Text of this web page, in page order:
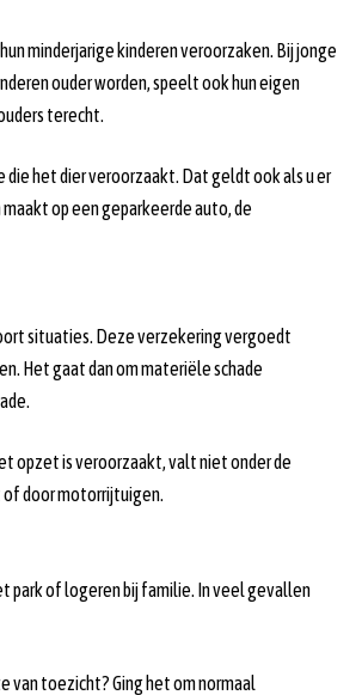
minderjarige kinderen veroorzaken. Bij jonge
ouder worden, speelt ook hun eigen
terecht.
die het dier veroorzaakt. Dat geldt ook als u er
op een geparkeerde auto, de
situaties. Deze verzekering vergoedt
Het gaat dan om materiële schade
opzet is veroorzaakt, valt niet onder de
of door motorrijtuigen.
park of logeren bij familie. In veel gevallen
van toezicht? Ging het om normaal